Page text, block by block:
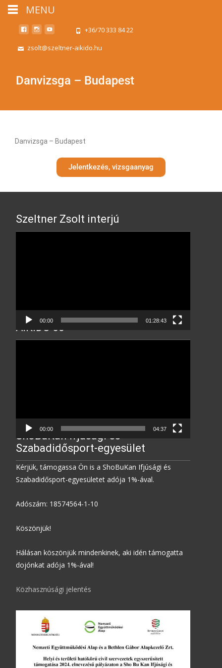
+36/70 333 84 22
zsolt@szeltner-aikido.hu
Danvizsga – Budapest
Danvizsga – Budapest
Jelentkezés, vizsgaanyag
Szeltner Zsolt interjú
00:00 01:28:43
AIKIDO 60
00:00 04:37
ShoBuKan Ifjúsági és
Szabadidősport-egyesület
Kérjük, támogassa Ön is a ShoBuKan Ifjúsági és
Szabadidősport-egyesületet adója 1%-ával.
Adószám: 18574564-1-10
Köszönjük!
Hálásan köszönjük mindenkinek, aki idén támogatta
dojónkat adója 1%-ával!
Közhasznúsági jelentés
MENU